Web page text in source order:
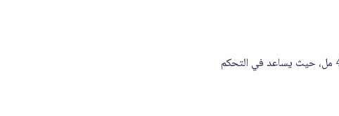
نعم، يمكن للمراهقين الذين يعانون من البشرة الدهنية أو المختلطة استخدام لاروش بوزيه ايفيكلار مات 40 مل، حيث يساعد في التحكم